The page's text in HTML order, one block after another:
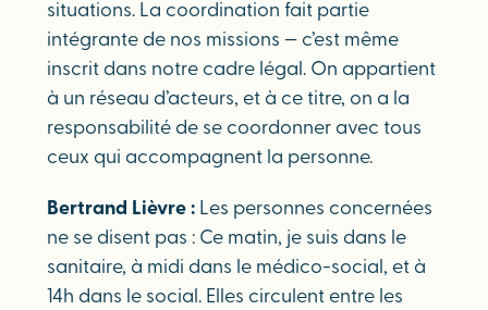
situations. La coordination fait partie
intégrante de nos missions — c’est même
inscrit dans notre cadre légal. On appartient
à un réseau d’acteurs, et à ce titre, on a la
responsabilité de se coordonner avec tous
ceux qui accompagnent la personne.
Bertrand Lièvre :Les personnes concernées
ne se disent pas : Ce matin, je suis dans le
sanitaire, à midi dans le médico-social, et à
14h dans le social. Elles circulent entre les